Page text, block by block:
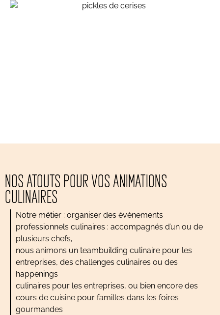
NOS ATOUTS POUR VOS ANIMATIONS
CULINAIRES
Notre métier : organiser des évènements
professionnels culinaires : accompagnés d’un ou de
plusieurs chefs,
nous animons un teambuilding culinaire pour les
entreprises, des challenges culinaires ou des
happenings
culinaires pour les entreprises, ou bien encore des
cours de cuisine pour familles dans les foires
gourmandes